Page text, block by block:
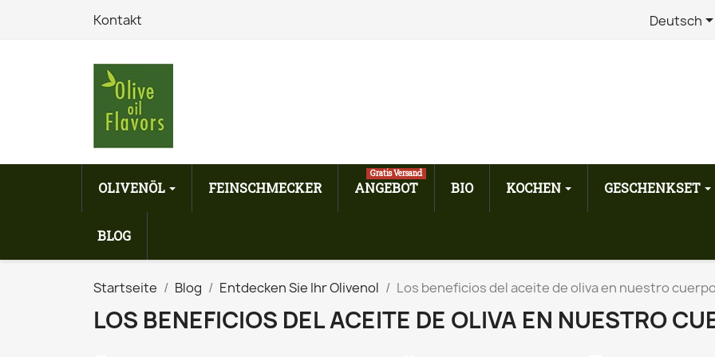
Kontakt Deutsch
OLIVENÖL FEINSCHMECKER ANGEBOT
Gratis Versand
BIO KOCHEN GESCHENKSET
BLOG
Startseite Blog Entdecken Sie Ihr Olivenol Los beneficios del aceite de oliva en nuestro
LOS BENEFICIOS DEL ACEITE DE OLIVA EN NUESTRO